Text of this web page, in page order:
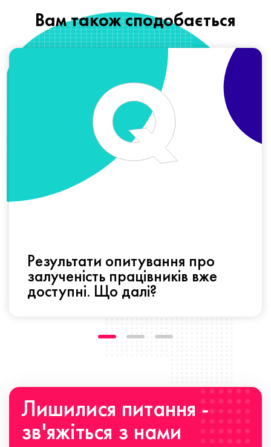
Вам також сподобається
Результати опитування про
залученість працівників вже
доступні. Що далі?
Лишилися питання -
зв'яжіться з нами